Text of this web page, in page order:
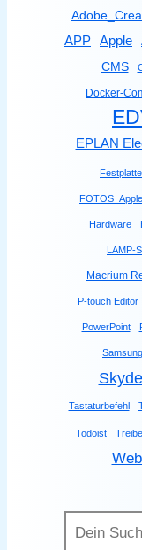
APP Apple
CMS
Docker-
EPLAN
Festplatte
FOTOS_Apple
Hardware
LAMP-
Macrium
P-touch Editor
PowerPoint
Samsung
Tastaturbefehl
Todoist